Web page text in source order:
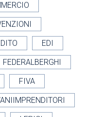
EDI
FEDERALBERGHI
FIVA